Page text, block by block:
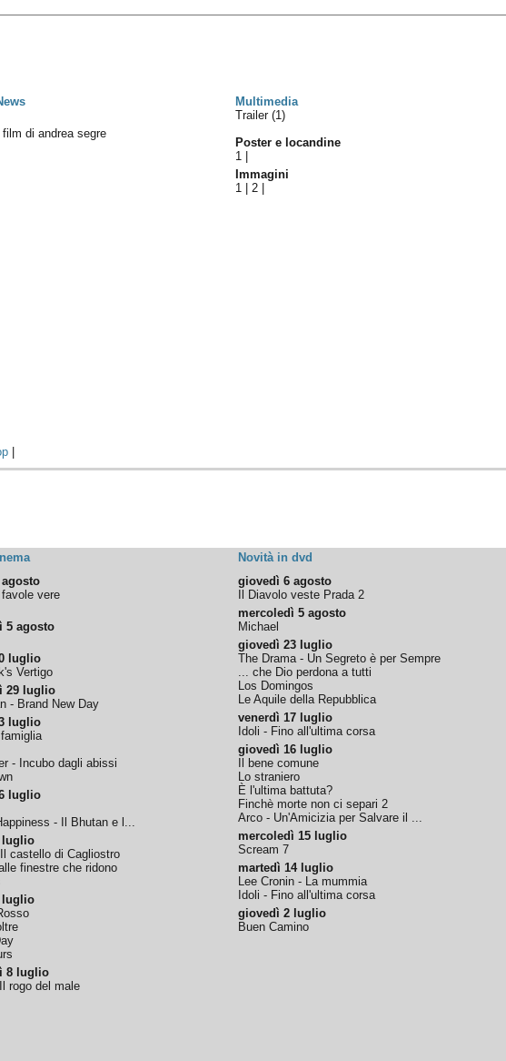
Multimedia
di andrea segre
Trailer (1)
Poster e locandine
1
Immagini
1 |2
Novità in dvd
vere
5 agosto
luglio
Vertigo
29 luglio
- Brand New Day
luglio
- Incubo dagli abissi
luglio
- Il Bhutan e l...
luglio
castello di Cagliostro
finestre che ridono
luglio
8 luglio
rogo del male
giovedì 6 agosto
Il Diavolo veste Prada 2
mercoledì 5 agosto
Michael
giovedì 23 luglio
The Drama - Un Segreto è per Sempre
... che Dio perdona a tutti
Los Domingos
Le Aquile della Repubblica
venerdì 17 luglio
Idoli - Fino all'ultima corsa
giovedì 16 luglio
Il bene comune
Lo straniero
È l'ultima battuta?
Finchè morte non ci separi 2
Arco - Un'Amicizia per Salvare il ...
mercoledì 15 luglio
Scream 7
martedì 14 luglio
Lee Cronin - La mummia
Idoli - Fino all'ultima corsa
giovedì 2 luglio
Buen Camino